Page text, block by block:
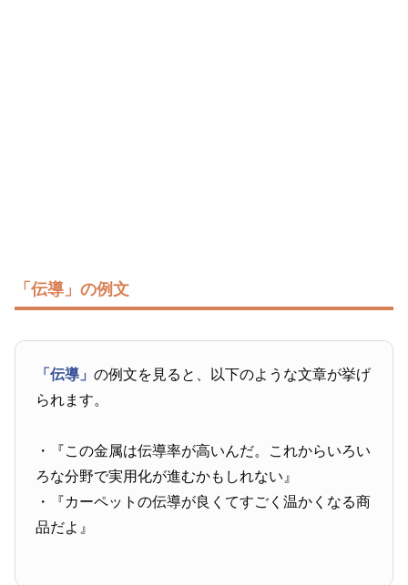
「伝導」の例文
「伝導」の例文を見ると、以下のような文章が挙げ
られます。
・『この金属は伝導率が高いんだ。これからいろい
ろな分野で実用化が進むかもしれない』
・『カーペットの伝導が良くてすごく温かくなる商
品だよ』